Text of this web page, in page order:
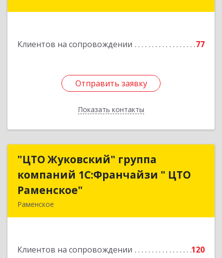
Клиентов на сопровождении 77
Отправить заявку
Показать контакты
Подробнее
Отправить заявку
Назад
"ЦТО Жуковский" группа
компаний 1С:Франчайзи " ЦТО
Раменское"
Раменское
Клиентов на сопровождении 120
"ЦТО Жуковский" группа
компаний 1С:Франчайзи " ЦТО
Подробнее